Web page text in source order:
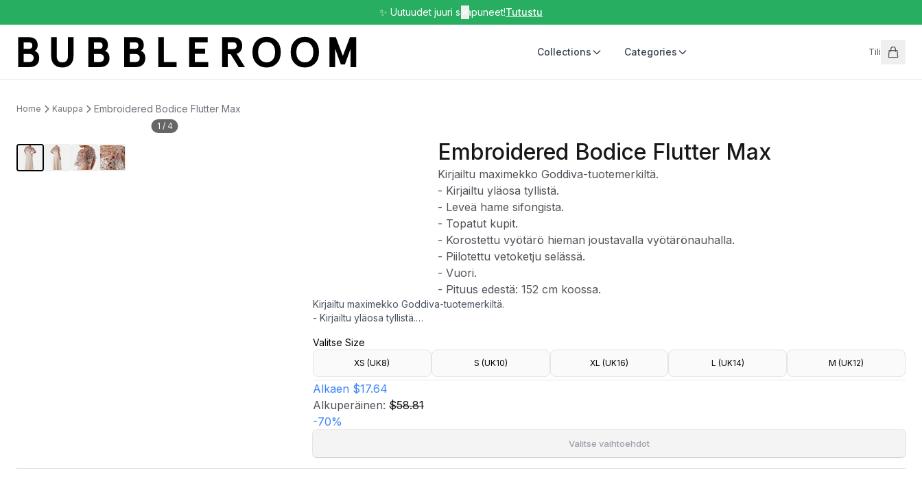
✨ Uutuudet juuri saapuneet!Tutustu
Collections Categories Tili
Home Kauppa Embroidered Bodice Flutter Max
1 / 4
Embroidered Bodice Flutter Max
Kirjailtu maximekko Goddiva-tuotemerkiltä.
- Kirjailtu yläosa tyllistä.
- Leveä hame sifongista.
- Topatut kupit.
- Korostettu vyötärö hieman joustavalla vyötärönauhalla.
- Piilotettu vetoketju selässä.
- Vuori.
- Pituus edestä: 152 cm koossa.
Kirjailtu maximekko Goddiva-tuotemerkiltä.
- Kirjailtu yläosa tyllistä.
- Topatut kupit.
- Korostettu vyötärö hieman joustavalla vyötärönauhalla.
- Piilotettu vetoketju selässä.
- Vuori.
- Pituus edestä: 152 cm koossa.
Valitse Size
XS (UK8) S (UK10) XL (UK16) L (UK14) M (UK12)
Alkaen $17.64
Alkuperäinen: $58.81
-70%
Valitse vaihtoehdot